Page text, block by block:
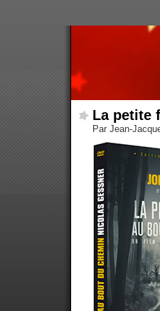
La petite
Par Jean-